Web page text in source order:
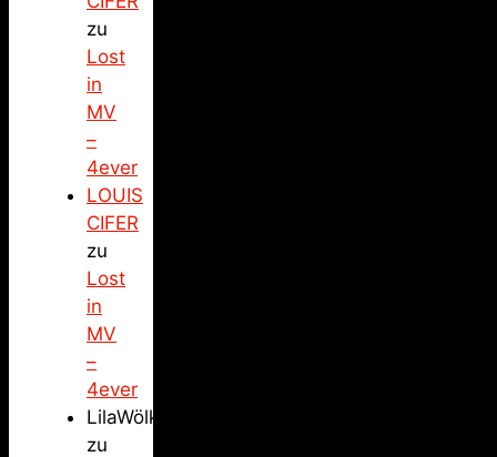
zu
Lost
in
MV
–
4ever
LOUIS
CIFER
zu
Lost
in
MV
–
4ever
LilaWölkchen
zu